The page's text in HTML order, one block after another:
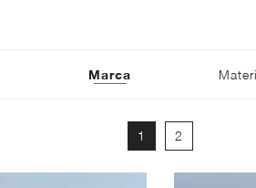
Marca
1 2